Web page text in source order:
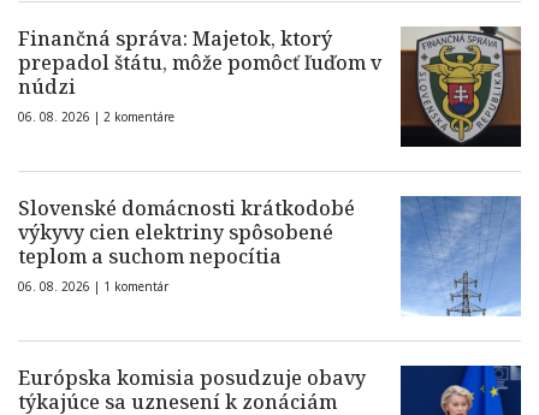
Finančná správa: Majetok, ktorý
prepadol štátu, môže pomôcť ľuďom v
núdzi
06. 08. 2026 | 2 komentáre
Slovenské domácnosti krátkodobé
výkyvy cien elektriny spôsobené
teplom a suchom nepocítia
06. 08. 2026 | 1 komentár
Európska komisia posudzuje obavy
týkajúce sa uznesení k zonáciám